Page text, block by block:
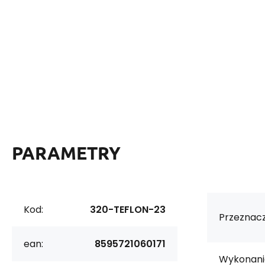
PARAMETRY
Kod: 320-TEFLON-23
ean: 8595721060171